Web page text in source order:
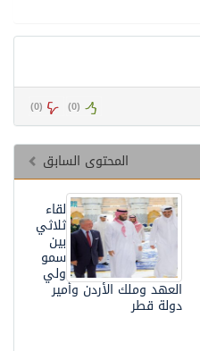
(
0
) (
0
)
المحتوى السابق
لقاء
ثلاثي
بين
سمو
ولي
العهد وملك الأردن وأمير
دولة قطر